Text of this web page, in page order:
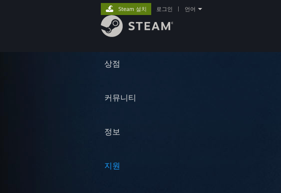
상점
커뮤니티
정보
지원
Steam 설치 로그인 언어